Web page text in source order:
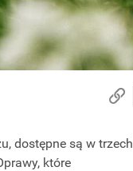
dostępne są w trzech
które